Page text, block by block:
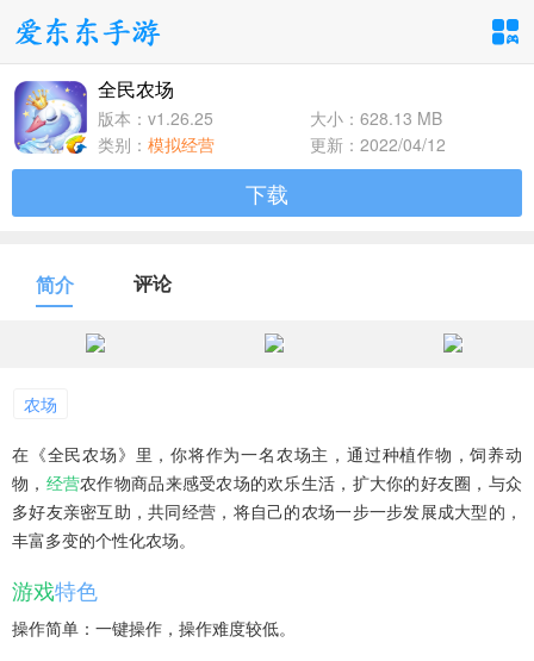
手游分类
卡牌回合
1百+款手游
1百+款手游
体育竞速
冒险解谜
模拟经营
音乐舞蹈
1百+款手游
儿童教育
1百+款手游
全民农场
版本：v1.26.25
大小：628.13 MB
类别： 模拟经营 更新：2022/04/12
下载
简介 评论
农场
在《全民农场》里，你将作为一名农场主，通过种植作物，饲养动
物， 经营农作物商品来感受农场的欢乐生活，扩大你的好友圈，与众
多好友亲密互助，共同经营，将自己的农场一步一步发展成大型的，
丰富多变的个性化农场。
游戏特色
操作简单：一键操作，操作难度较低。